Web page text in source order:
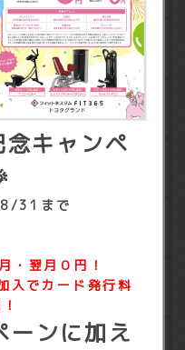
円）
シン
キャンペ
8/31 まで
翌月０円！
入で カード発行料
ーンに加え